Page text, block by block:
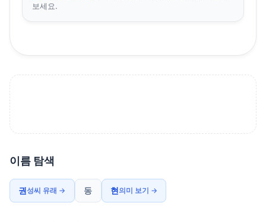
보세요.
이름 탐색
권성씨 유래 → 동 현의미 보기 →